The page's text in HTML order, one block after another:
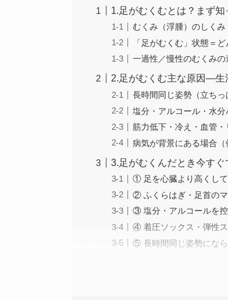
1.足がむくむとは？まず
むくみ（浮腫）のしくみ
「足がむくむ」状態＝
一過性／慢性のむくみ
2.足がむくむ主な原因―生
長時間同じ姿勢（立ち
塩分・アルコール・水
筋力低下・冷え・血管
病気が背景にある場合（
3.足がむくんだとき今す
① 足を心臓より高くして
② ふくらはぎ・足首の
③ 塩分・アルコールを
④ 着圧ソックス・弾性
⑤ 長時間同じ姿勢になら